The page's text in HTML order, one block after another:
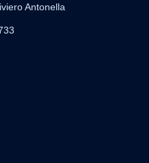
Antonella